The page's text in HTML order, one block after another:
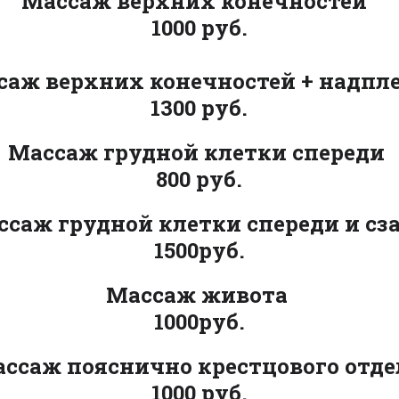
1000 руб.
верхних конечностей +
1300 руб.
Массаж грудной клетки спереди
800 руб.
грудной клетки спереди и
1500руб.
Массаж живота
1000руб.
пояснично крестцового
1000 руб.